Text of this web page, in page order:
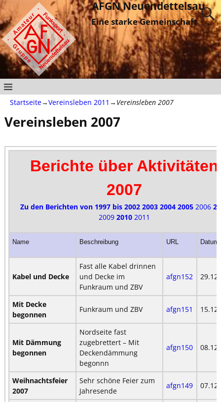
AFGN Neuendettelsau
Eine starke Gemeinschaft
Startseite→Vereinsleben 2011 → Vereinsleben 2007
Vereinsleben 2007
Berichte über Aktivitäten
2007
Zu den Berichten von 1997 bis 2002 2003 2004 2005 2006
2009 2010 2011
Name Beschreibung URL Datum
Kabel und Decke
Fast alle Kabel drinnen
und Decke im
Funkraum und ZBV
afgn152
Mit Decke
begonnen
Funkraum und ZBV afgn151
Mit Dämmung
begonnen
Nordseite fast
zugebrettert – Mit
Deckendämmung
begonnn
afgn150
Weihnachtsfeier
2007
Sehr schöne Feier zum
Jahresende
afgn149